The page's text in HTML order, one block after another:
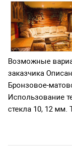
Возможные
заказчика
Бронзовое-
Использование
стекла 10, 12 мм.